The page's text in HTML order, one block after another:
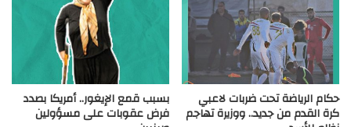
حكام الرياضة تحت ضربات لاعبي
كرة القدم من جديد.. ووزيرة تهاجم
بسبب قمع الإيغور.. أمريكا بصدد
فرض عقوبات على مسؤولين